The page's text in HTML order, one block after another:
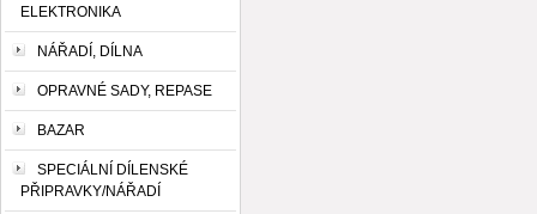
ELEKTRONIKA
NÁŘADÍ, DÍLNA
OPRAVNÉ SADY, REPASE
BAZAR
SPECIÁLNÍ DÍLENSKÉ
PŘIPRAVKY/NÁŘADÍ